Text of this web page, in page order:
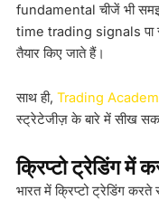
fundamental चीजें भी
time trading signals पा
तैयार किए जाते हैं।
साथ ही, Trading
स्ट्रेटेजीज़ के बारे में सीख
क्रिप्टो ट्रेडिंग में
भारत में क्रिप्टो ट्रेडिंग